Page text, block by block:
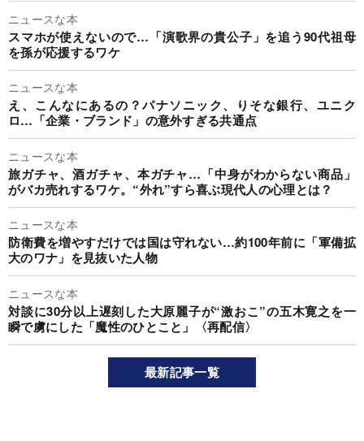
ニュースな本
スマホが使えないので…「演歌界の貴公子」を追う90代祖母
を孫が応援するワケ
ニュースな本
え、こんなにあるの？パナソニック、りそな銀行、ユニク
ロ…「企業・ブランド」の意外すぎる共通点
ニュースな本
旅ガチャ、酒ガチャ、本ガチャ…「中身がわからない商品」
がバカ売れするワケ。“外れ”すら喜ぶ現代人の心理とは？
ニュースな本
防衛費を増やすだけでは国は守れない…約100年前に「軍備拡
大のワナ」を見抜いた人物
ニュースな本
対談に30分以上遅刻した大原麗子が“激おこ”の五木寛之を一
瞬で虜にした「魔性のひとこと」〈再配信〉
最新記事一覧